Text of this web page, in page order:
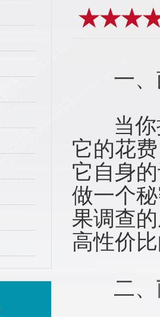
★★★
一、南
当你挑
它的花
它自身
做一个
果调查
高性价
二、